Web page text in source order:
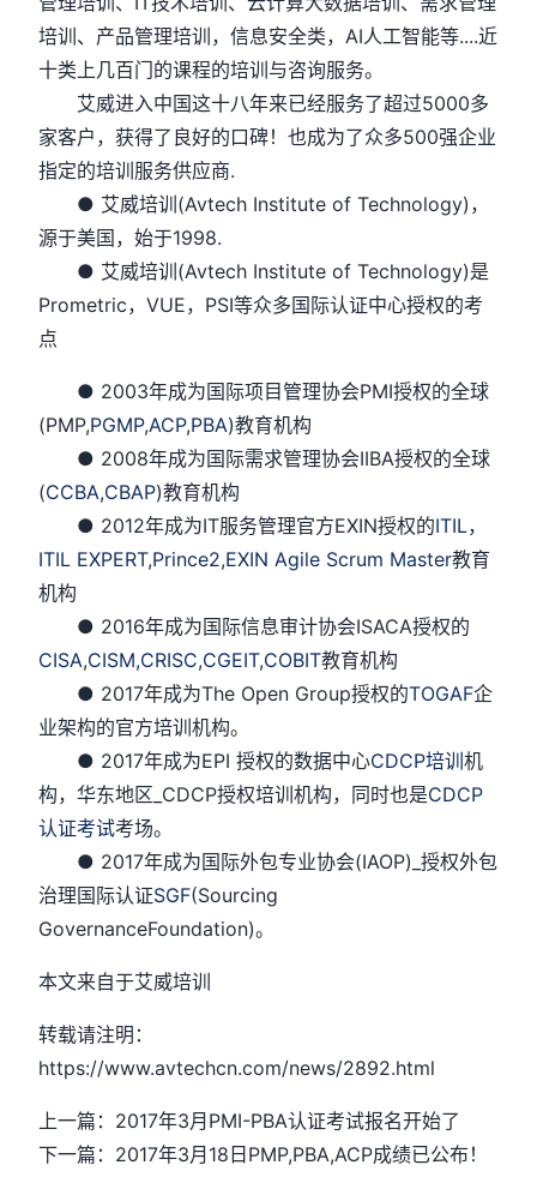
培训、产品管理培训，信息安全类，AI人工智能等....近
十类上几百门的课程的培训与咨询服务。
艾威进入中国这十八年来已经服务了超过5000多
家客户，获得了良好的口碑！也成为了众多500强企业
指定的培训服务供应商.
● 艾威培训(Avtech Institute of Technology)，
源于美国，始于1998.
● 艾威培训(Avtech Institute of Technology)是
Prometric，VUE，PSI等众多国际认证中心授权的考
点
● 2003年成为国际项目管理协会PMI授权的全球
(PMP,PGMP,ACP,PBA)教育机构
● 2008年成为国际需求管理协会IIBA授权的全球
(CCBA,CBAP)教育机构
● 2012年成为IT服务管理官方EXIN授权的ITIL，
ITIL EXPERT,Prince2,EXIN Agile Scrum Master教育
机构
● 2016年成为国际信息审计协会ISACA授权的
CISA,CISM,CRISC,CGEIT,COBIT教育机构
● 2017年成为The Open Group授权的TOGAF企
业架构的官方培训机构。
● 2017年成为EPI 授权的数据中心CDCP培训机
构，华东地区_CDCP授权培训机构，同时也是CDCP
认证考试考场。
● 2017年成为国际外包专业协会(IAOP)_授权外包
治理国际认证SGF(Sourcing
GovernanceFoundation)。
本文来自于艾威培训
转载请注明：
https://www.avtechcn.com/news/2892.html
上一篇：2017年3月PMI-PBA认证考试报名开始了
下一篇：2017年3月18日PMP,PBA,ACP成绩已公布！